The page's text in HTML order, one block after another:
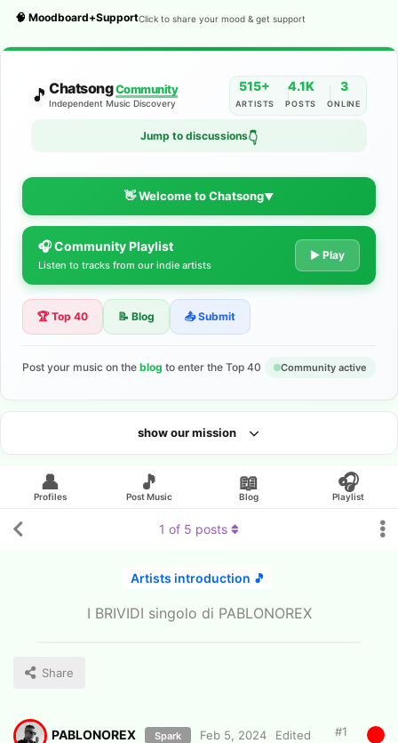
🧠 Moodboard+SupportClick to share your mood & get support
🎵 ChatsongCommunity
Independent Music Discovery
515+
ARTISTS
4.1K
POSTS
3
ONLINE
Jump to discussions👇
👋 Welcome to Chatsong▼
The Indie Music Community for
Artists
Discover independent music, share your tracks, and connect
Looking for an artist?
🎧 Community Playlist
Listen to tracks from our indie artists
▶ Play
🏆 Top 40 📝 Blog 📤 Submit
Post your music on the blog to enter the Top 40 Community active
show our mission
👤
Profiles
🎵
Post Music
📖
Blog
🎧
Playlist
Artists introduction 🎵
I BRIVIDI singolo di PABLONOREX
Share
1 of 5 posts
PABLONOREX Spark Feb 5, 2024 Edited #1